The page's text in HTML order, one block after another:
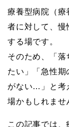
療養型病院（療
者に対して、慢
する場です。
そのため、「落
たい」「急性
がない…」と考
場かもしれませ
この記事では